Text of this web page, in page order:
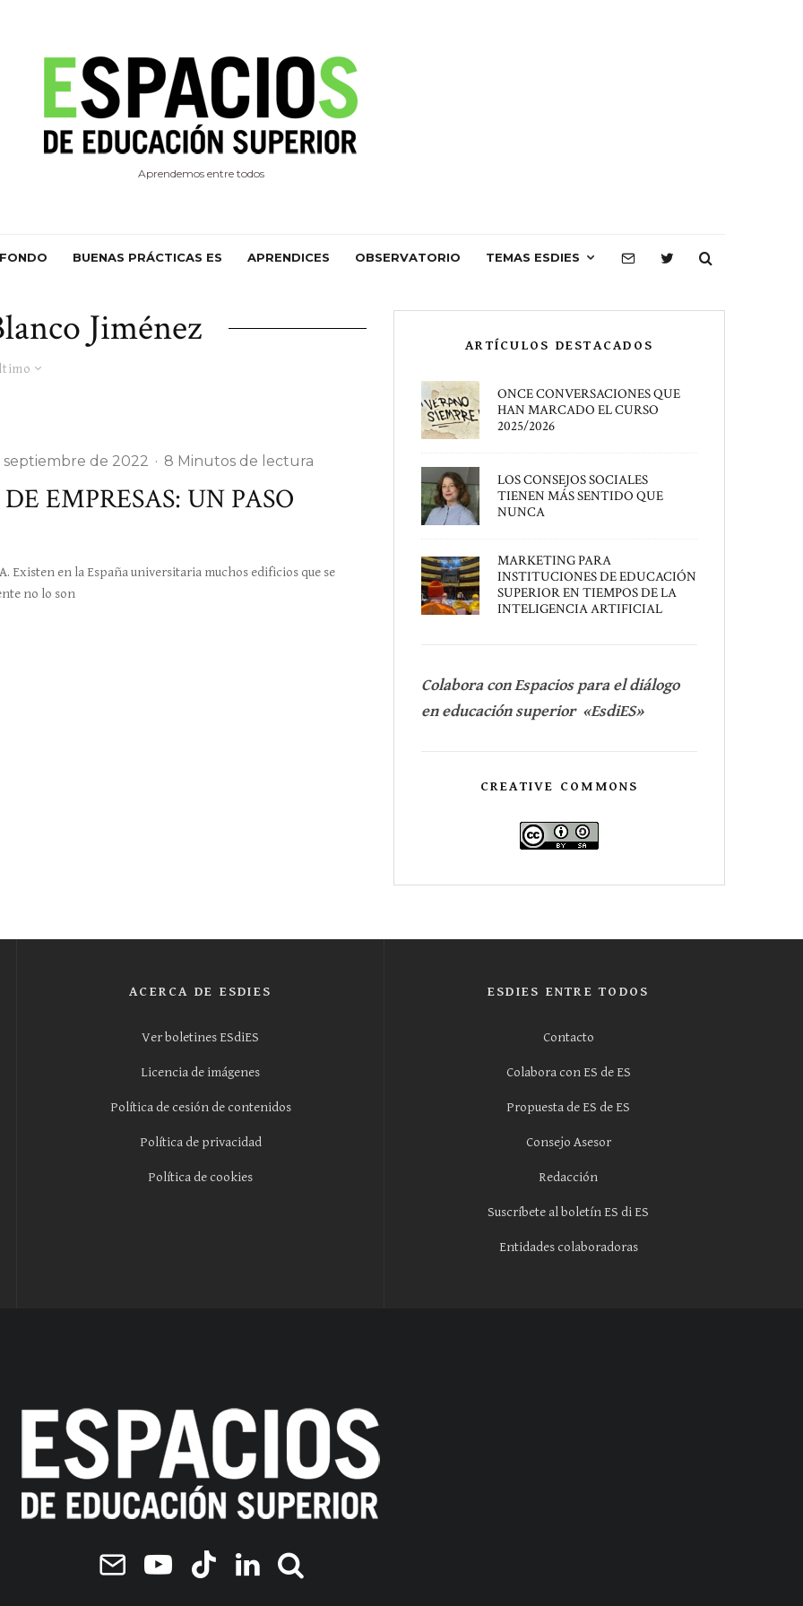
Aprendemos entre todos
BUENAS PRÁCTICAS ES APRENDICES OBSERVATORIO TEMAS ESDIES
Jiménez
septiembre de 2022 · 8 Minutos de lectura
EMPRESAS: UN PASO
Existen en la España universitaria muchos edificios que se
no lo son
ARTÍCULOS DESTACADOS
ONCE CONVERSACIONES QUE
HAN MARCADO EL CURSO
2025/2026
LOS CONSEJOS SOCIALES
TIENEN MÁS SENTIDO QUE
NUNCA
MARKETING PARA
INSTITUCIONES DE EDUCACIÓN
SUPERIOR EN TIEMPOS DE LA
INTELIGENCIA ARTIFICIAL
Colabora con Espacios para el diálogo
en educación superior «EsdiES»
CREATIVE COMMONS
ACERCA DE ESDIES
Ver boletines ESdiES
Licencia de imágenes
Política de cesión de contenidos
Política de privacidad
Política de cookies
ESDIES ENTRE TODOS
Contacto
Colabora con ES de ES
Propuesta de ES de ES
Consejo Asesor
Redacción
Suscríbete al boletín ES di ES
Entidades colaboradoras